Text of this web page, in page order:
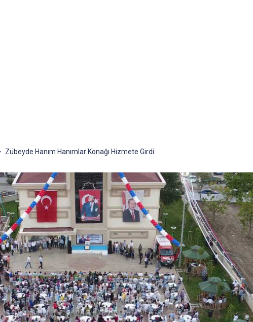
Zübeyde Hanım Hanımlar Konağı Hizmete Girdi